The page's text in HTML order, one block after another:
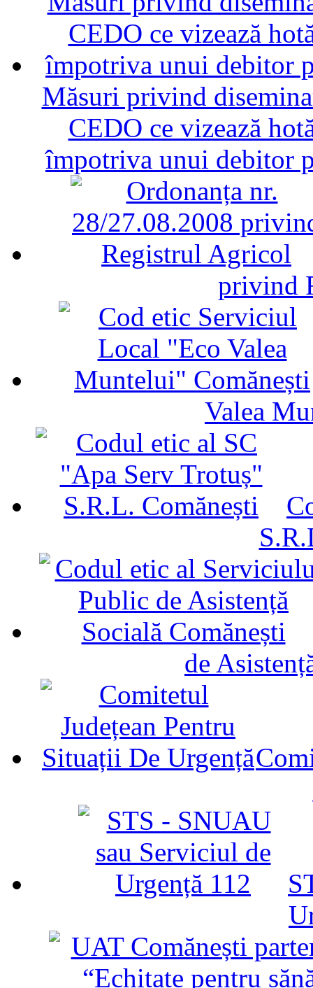
Măsuri privind
CEDO ce vizează
împotriva unui debitor
privind
Valea
de